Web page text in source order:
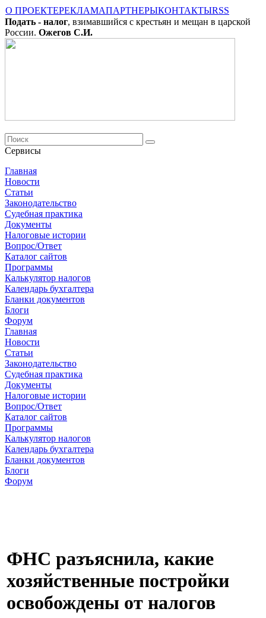
О ПРОЕКТЕРЕКЛАМАПАРТНЕРЫКОНТАКТЫRSS
Подать - налог, взимавшийся с крестьян и мещан в царской
России. Ожегов С.И.
Сервисы
Главная
Новости
Cтатьи
Законодательство
Судебная практика
Документы
Налоговые истории
Вопрос/Ответ
Каталог сайтов
Программы
Калькулятор налогов
Календарь бухгалтера
Бланки документов
Блоги
Форум
Главная
Новости
Cтатьи
Законодательство
Судебная практика
Документы
Налоговые истории
Вопрос/Ответ
Каталог сайтов
Программы
Калькулятор налогов
Календарь бухгалтера
Бланки документов
Блоги
Форум
ФНС разъяснила, какие
хозяйственные постройки
освобождены от налогов